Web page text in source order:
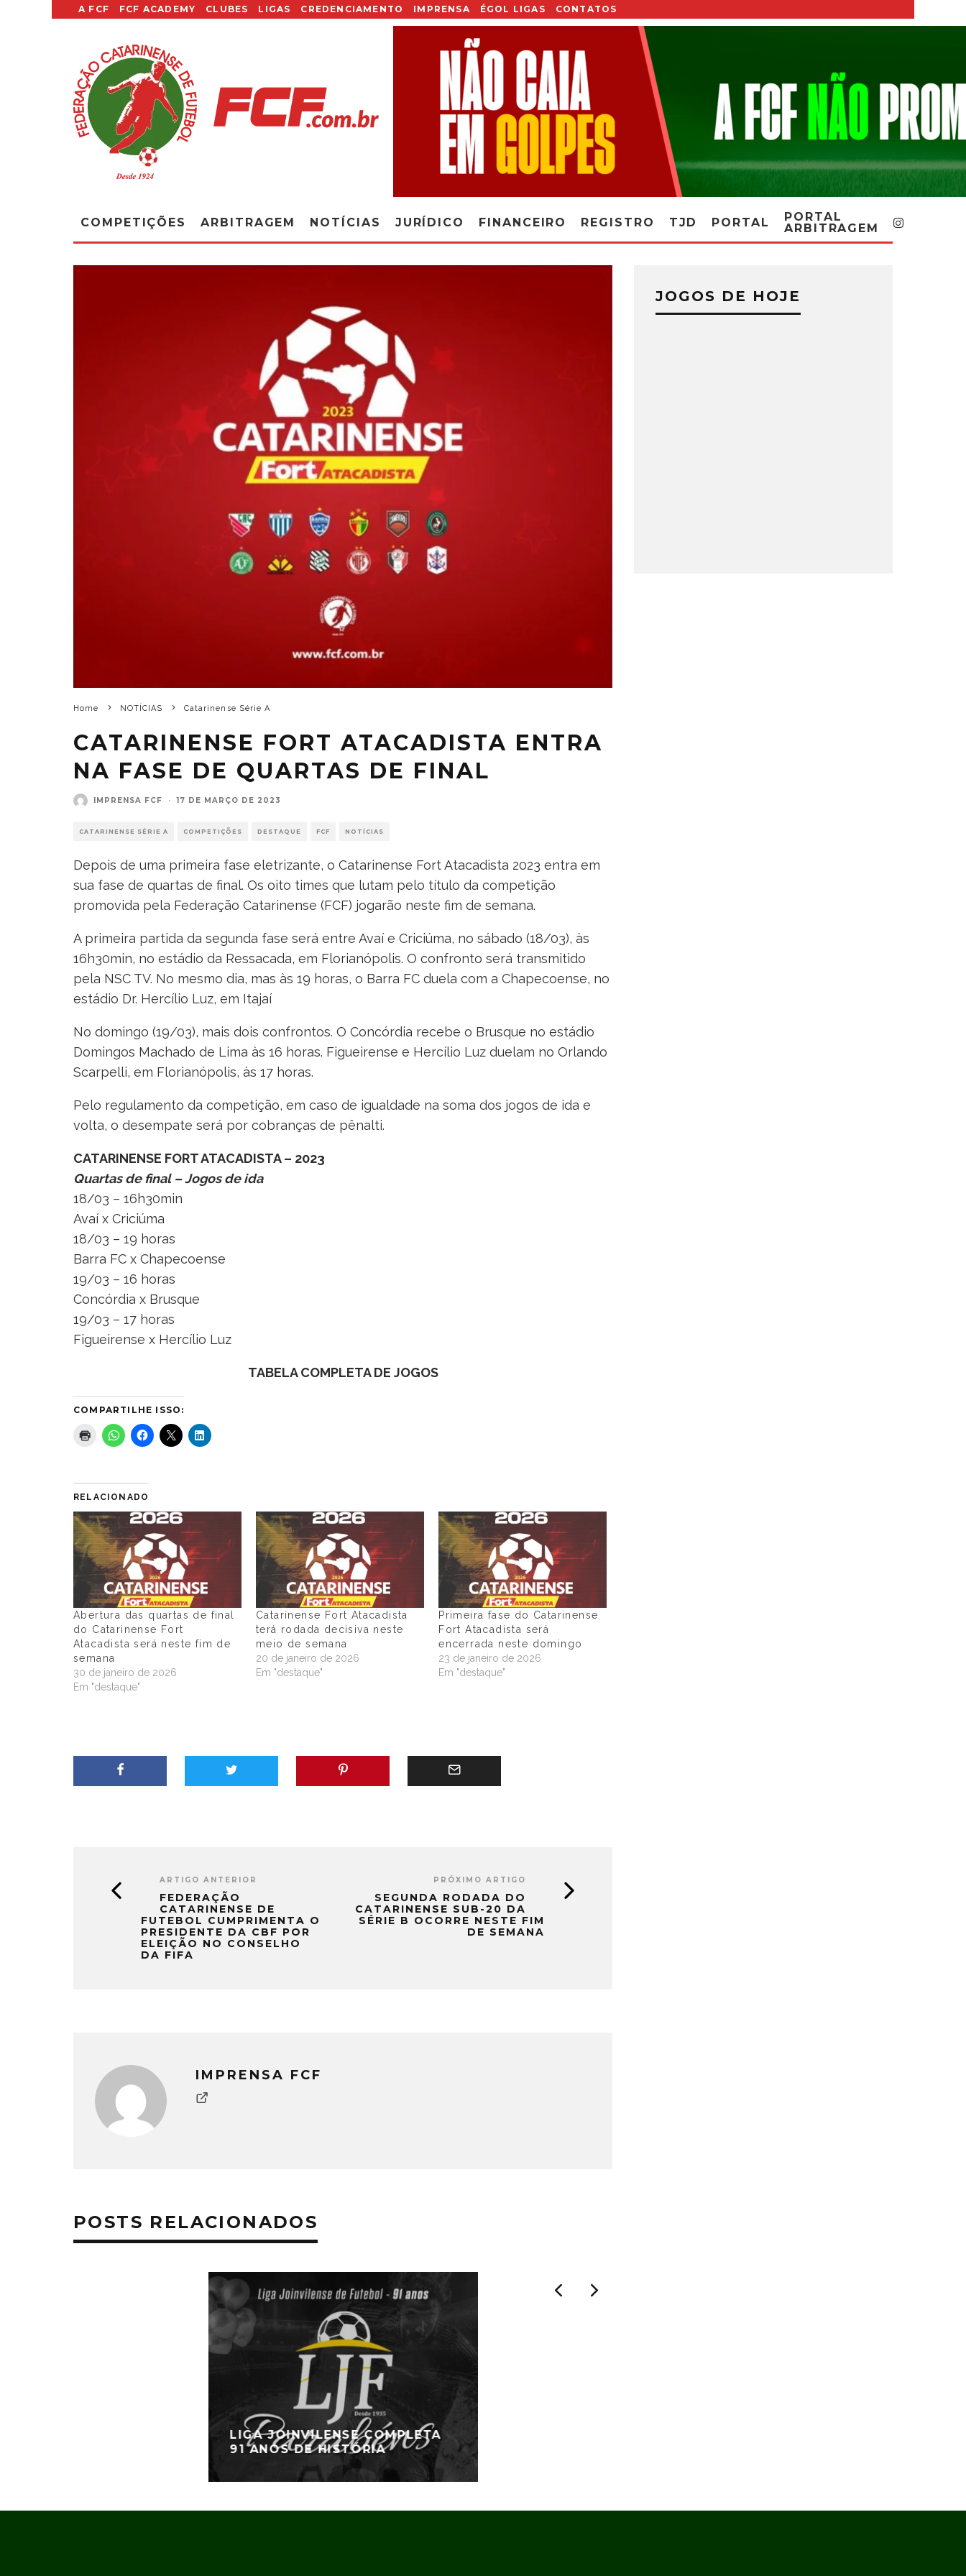
A FCF FCF ACADEMY CLUBES LIGAS CREDENCIAMENTO IMPRENSA ÉGOL LIGAS CONTATOS
COMPETIÇÕES ARBITRAGEM NOTÍCIAS JURÍDICO FINANCEIRO REGISTRO TJD PORTAL
PORTAL
ARBITRAGEM
Home NOTÍCIAS Catarinense Série A
CATARINENSE FORT ATACADISTA ENTRA
NA FASE DE QUARTAS DE FINAL
IMPRENSA FCF · 17 DE MARÇO DE 2023
CATARINENSE SÉRIE A COMPETIÇÕES DESTAQUE FCF NOTÍCIAS
Depois de uma primeira fase eletrizante, o Catarinense Fort Atacadista 2023 entra em
sua fase de quartas de final. Os oito times que lutam pelo título da competição
promovida pela Federação Catarinense (FCF) jogarão neste fim de semana.
A primeira partida da segunda fase será entre Avaí e Criciúma, no sábado (18/03), às
16h30min, no estádio da Ressacada, em Florianópolis. O confronto será transmitido
pela NSC TV. No mesmo dia, mas às 19 horas, o Barra FC duela com a Chapecoense, no
estádio Dr. Hercílio Luz, em Itajaí
No domingo (19/03), mais dois confrontos. O Concórdia recebe o Brusque no estádio
Domingos Machado de Lima às 16 horas. Figueirense e Hercílio Luz duelam no Orlando
Scarpelli, em Florianópolis, às 17 horas.
Pelo regulamento da competição, em caso de igualdade na soma dos jogos de ida e
volta, o desempate será por cobranças de pênalti.
CATARINENSE FORT ATACADISTA – 2023
Quartas de final – Jogos de ida
18/03 – 16h30min
Avaí x Criciúma
18/03 – 19 horas
Barra FC x Chapecoense
19/03 – 16 horas
Concórdia x Brusque
19/03 – 17 horas
Figueirense x Hercílio Luz
TABELA COMPLETA DE JOGOS
COMPARTILHE ISSO:
RELACIONADO
Abertura das quartas de final
do Catarinense Fort
Atacadista será neste fim de
semana
30 de janeiro de 2026
Em "destaque"
Catarinense Fort Atacadista
terá rodada decisiva neste
meio de semana
20 de janeiro de 2026
Em "destaque"
Primeira fase do Catarinense
Fort Atacadista será
encerrada neste domingo
23 de janeiro de 2026
Em "destaque"
ARTIGO ANTERIOR
FEDERAÇÃO
CATARINENSE DE
FUTEBOL CUMPRIMENTA O
PRESIDENTE DA CBF POR
ELEIÇÃO NO CONSELHO
DA FIFA
PRÓXIMO ARTIGO
SEGUNDA RODADA DO
CATARINENSE SUB-20 DA
SÉRIE B OCORRE NESTE FIM
DE SEMANA
IMPRENSA FCF
POSTS RELACIONADOS
LIGA JOINVILENSE COMPLETA
91 ANOS DE HISTÓRIA
JOGOS DE HOJE